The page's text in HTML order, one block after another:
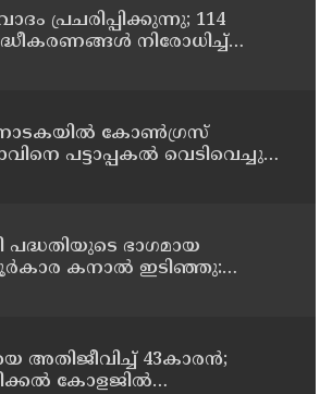
പ്രചരിപ്പിക്കുന്നു; 114
നിരോധിച്ച്
കോൺഗ്രസ്
പട്ടാപ്പകൽ വെടിവെച്ചു
പദ്ധതിയുടെ ഭാഗമായ
കനാൽ ഇടിഞ്ഞു:
അതിജീവിച്ച് 43കാരന്‍;
കോളജില്‍